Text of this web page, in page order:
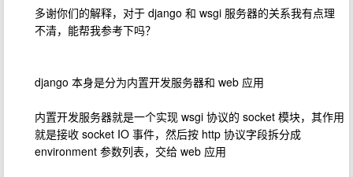
多谢你们的解释，对于 django 和 wsgi 服务器的关系我有点理
不清，能帮我参考下吗？
django 本身是分为内置开发服务器和 web 应用
内置开发服务器就是一个实现 wsgi 协议的 socket 模块，其作用
就是接收 socket IO 事件，然后按 http 协议字段拆分成
environment 参数列表，交给 web 应用